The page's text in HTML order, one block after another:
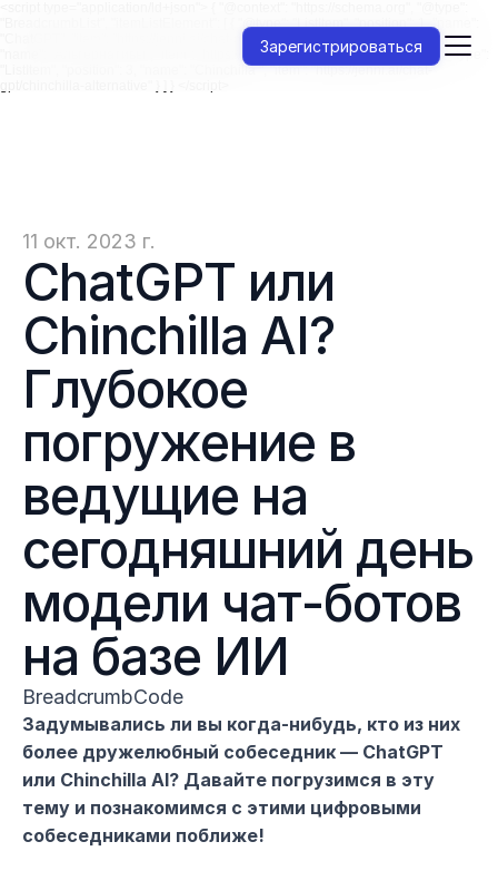
"BreadcrumbList", "itemListElement": [ { "@type": "ListItem", "position": 1, "name":
"ChatGPT", "item": "https://jenni.ai/chat-gpt" }, { "@type": "ListItem", "position": 2,
"name": "Альтернативы", "item": "https://jenni.ai/chat-gpt/alternatives" }, { "@type":
"ListItem", "position": 3, "name": "Chinchilla ", "item": "https://jenni.ai/chat-
11 окт. 2023 г.
ChatGPT или
Chinchilla AI?
Глубокое
погружение в
ведущие на
сегодняшний день
модели чат-ботов
на базе ИИ
BreadcrumbCode
Задумывались ли вы когда-нибудь, кто из них
более дружелюбный собеседник — ChatGPT
или Chinchilla AI? Давайте погрузимся в эту
тему и познакомимся с этими цифровыми
собеседниками поближе!
Зарегистрироваться